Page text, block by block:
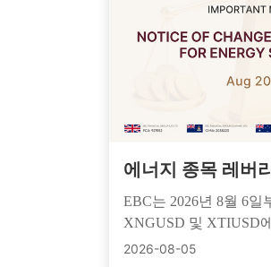
에너지 종목 레버
EBC는 2026년 8월 6일
XNGUSD 및 XTIUSD
칙을 개정하여 세션 기
2026-08-05